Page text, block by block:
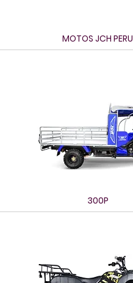
MOTOS JCH PERU
300P